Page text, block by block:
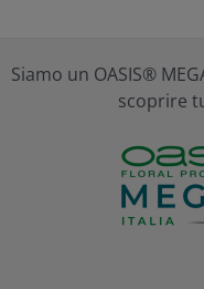
Siamo un OASIS®
scoprire